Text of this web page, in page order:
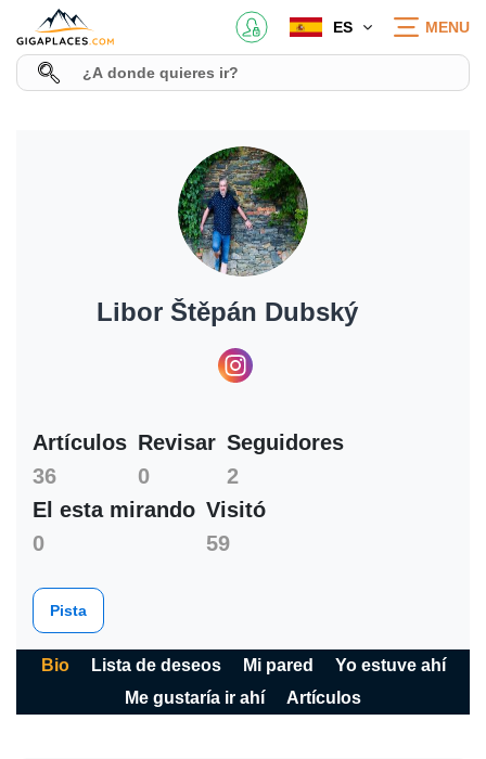
ES MENU
Libor Štěpán Dubský
Artículos
36
Revisar
0
Seguidores
2
El esta mirando
0
Visitó
59
Pista
Bio Lista de deseos Mi pared
Yo estuve ahí
Me gustaría ir ahí
Artículos